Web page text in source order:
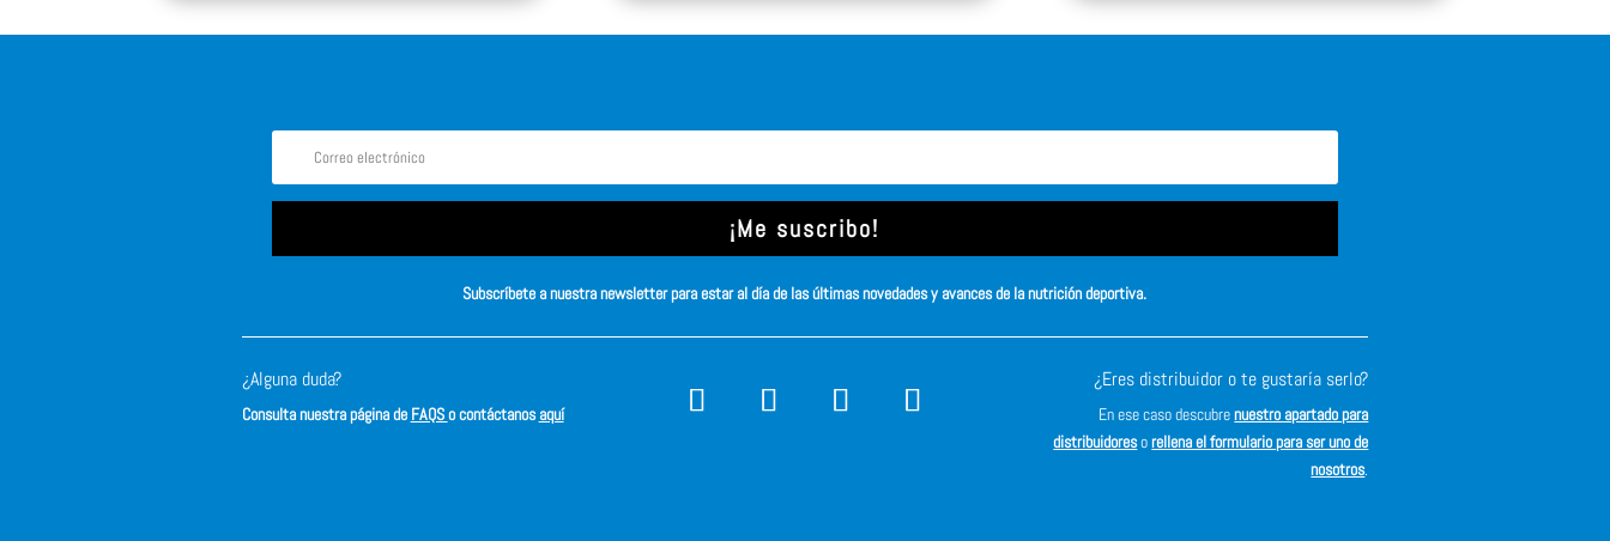
¡Me suscribo!
Subscríbete a nuestra newsletter para estar al día de las últimas novedades y avances de la nutrición deportiva.
¿Alguna duda?
Consulta nuestra página de FAQSo contáctanosaquí
¿Eres distribuidor o te gustaría serlo?
En ese caso descubrenuestro apartado para
distribuidoresorellena el formulario para ser uno de
nosotros.